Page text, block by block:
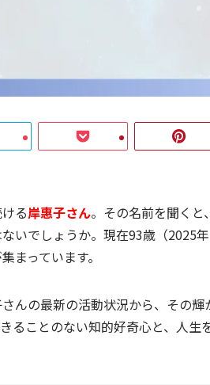
る岸惠子さん。その名前を聞くと
いでしょうか。現在93歳（2025
まっています。
んの最新の活動状況から、その
ることのない知的好奇心と、人生